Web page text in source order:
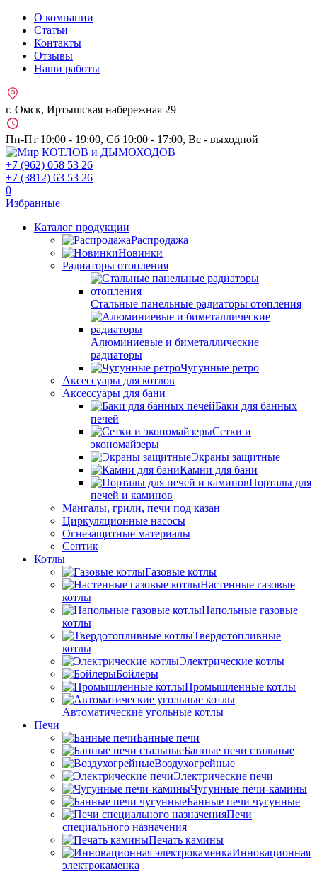
О компании
Статьи
Контакты
Отзывы
Наши работы
г. Омск, Иртышская набережная 29
Пн-Пт 10:00 - 19:00, Сб 10:00 - 17:00, Вс - выходной
+7 (962) 058 53 26
+7 (3812) 63 53 26
0
Избранные
Каталог продукции
Распродажа
Новинки
Радиаторы отопления
Стальные панельные радиаторы отопления
Алюминиевые и биметаллические
радиаторы
Чугунные ретро
Аксессуары для котлов
Аксессуары для бани
Баки для банных
печей
Сетки и
экономайзеры
Экраны защитные
Камни для бани
Порталы для
печей и каминов
Мангалы, грили, печи под казан
Циркуляционные насосы
Огнезащитные материалы
Септик
Котлы
Газовые котлы
Настенные газовые
котлы
Напольные газовые
котлы
Твердотопливные
котлы
Электрические котлы
Бойлеры
Промышленные котлы
Автоматические угольные котлы
Печи
Банные печи
Банные печи стальные
Воздухогрейные
Электрические печи
Чугунные печи-камины
Банные печи чугунные
Печи
специального назначения
Печать камины
Инновационная
электрокаменка